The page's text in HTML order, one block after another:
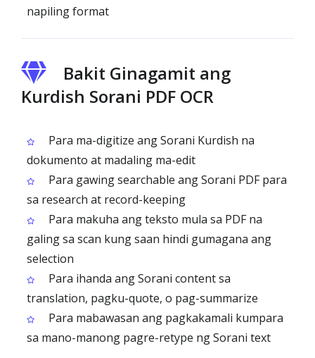
napiling format
Bakit Ginagamit ang
Kurdish Sorani PDF OCR
Para ma-digitize ang Sorani Kurdish na
dokumento at madaling ma-edit
Para gawing searchable ang Sorani PDF para
sa research at record-keeping
Para makuha ang teksto mula sa PDF na
galing sa scan kung saan hindi gumagana ang
selection
Para ihanda ang Sorani content sa
translation, pagku-quote, o pag-summarize
Para mabawasan ang pagkakamali kumpara
sa mano-manong pagre-retype ng Sorani text